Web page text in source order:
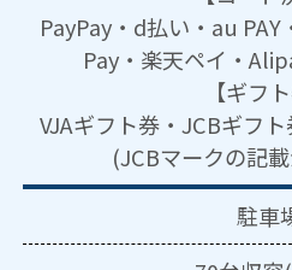
PayPay・d払い・au
Pay・楽天ペイ・
【ギフト
VJAギフト券・JCBギフ
(JCBマークの記
駐車